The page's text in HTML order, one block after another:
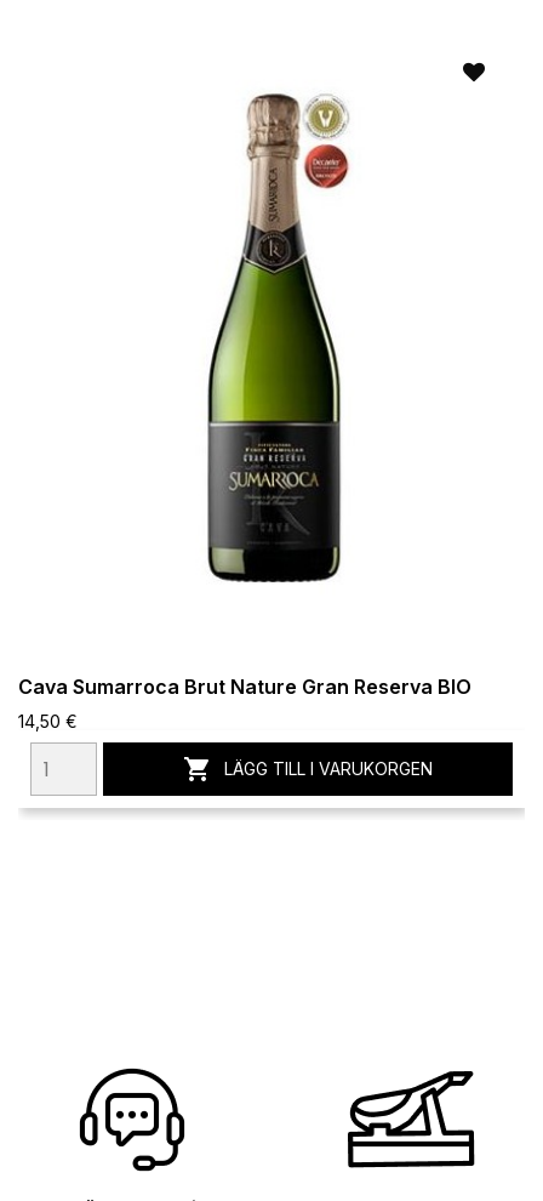
Cava Sumarroca Brut Nature Gran Reserva BIO
14,50 €
 LÄGG TILL I VARUKORGEN